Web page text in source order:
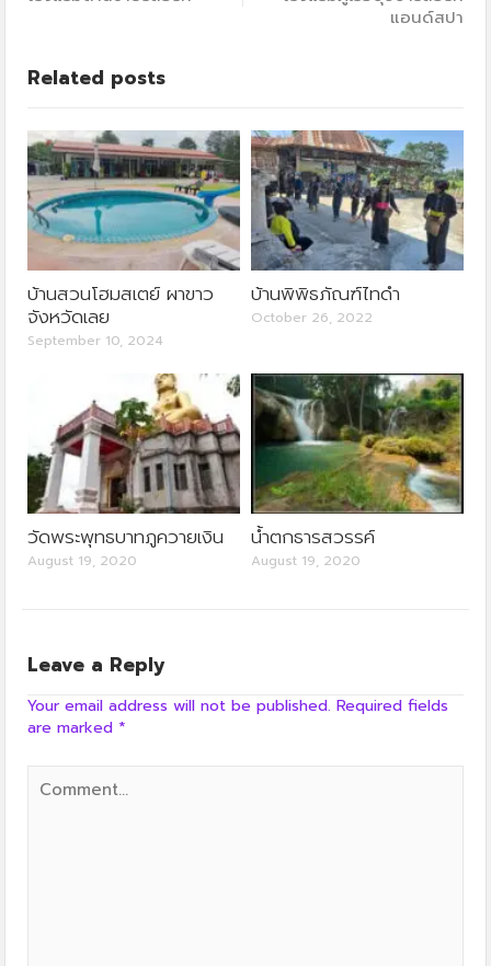
แอนด์สปา
Related posts
บ้านสวนโฮมสเตย์ ผาขาว
จังหวัดเลย
September 10, 2024
บ้านพิพิธภัณฑ์ไทดำ
October 26, 2022
วัดพระพุทธบาทภูควายเงิน
August 19, 2020
น้ำตกธารสวรรค์
August 19, 2020
Leave a Reply
Your email address will not be published. Required fields
are marked *